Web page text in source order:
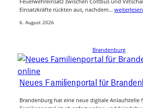
Einsatzkräfte rückten aus, nachdem… weiterlesen
6. August 2026
Brandenburg
Neues Familienportal für
Brandenburg hat eine neue digitale Anlaufstelle